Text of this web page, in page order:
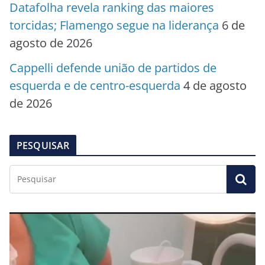
Datafolha revela ranking das maiores
torcidas; Flamengo segue na liderança 6 de
agosto de 2026
Cappelli defende união de partidos de
esquerda e de centro-esquerda 4 de agosto
de 2026
PESQUISAR